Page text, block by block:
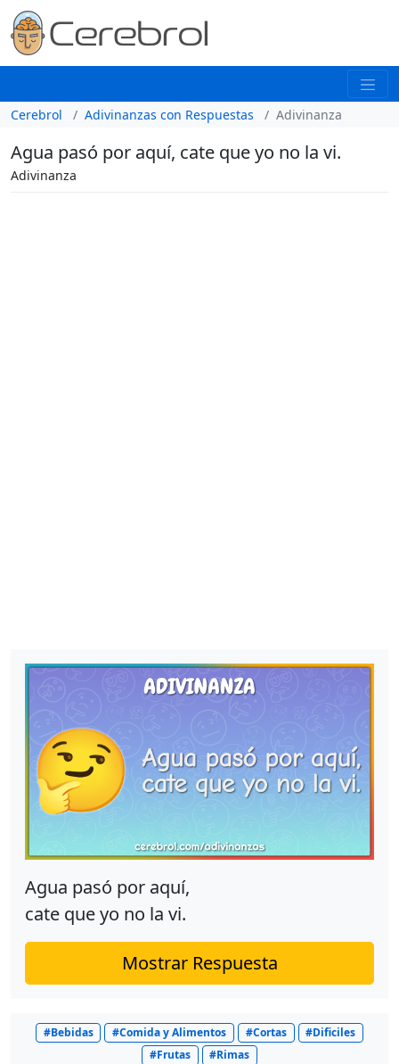
Cerebrol Adivinanzas con Respuestas Adivinanza
Agua pasó por aquí, cate que yo no la vi.
Adivinanza
Agua pasó por aquí,
cate que yo no la vi.
Mostrar Respuesta
#Bebidas #Comida y Alimentos #Cortas
#Dificiles
#Frutas
#Rimas